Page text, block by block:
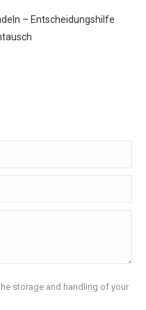
– Entscheidungshilfe
storage and handling of your